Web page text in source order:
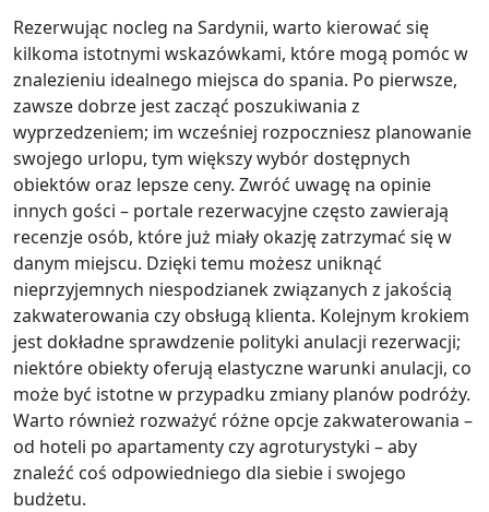
Rezerwując nocleg na Sardynii, warto kierować się
kilkoma istotnymi wskazówkami, które mogą pomóc w
znalezieniu idealnego miejsca do spania. Po pierwsze,
zawsze dobrze jest zacząć poszukiwania z
wyprzedzeniem; im wcześniej rozpoczniesz planowanie
swojego urlopu, tym większy wybór dostępnych
obiektów oraz lepsze ceny. Zwróć uwagę na opinie
innych gości – portale rezerwacyjne często zawierają
recenzje osób, które już miały okazję zatrzymać się w
danym miejscu. Dzięki temu możesz uniknąć
nieprzyjemnych niespodzianek związanych z jakością
zakwaterowania czy obsługą klienta. Kolejnym krokiem
jest dokładne sprawdzenie polityki anulacji rezerwacji;
niektóre obiekty oferują elastyczne warunki anulacji, co
może być istotne w przypadku zmiany planów podróży.
Warto również rozważyć różne opcje zakwaterowania –
od hoteli po apartamenty czy agroturystyki – aby
znaleźć coś odpowiedniego dla siebie i swojego
budżetu.